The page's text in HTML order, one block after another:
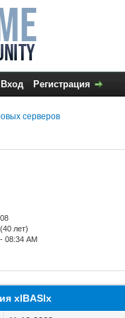
Вход Регистрация
серверов
лет)
08:34 AM
xlBASlx